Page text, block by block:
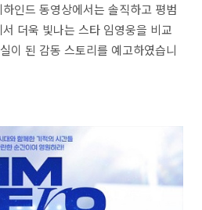
인드 동영상에서는 솔직하고 평범
더욱 빛나는 스타 임영웅을 비교
이 된 감동 스토리를 예고하였습니